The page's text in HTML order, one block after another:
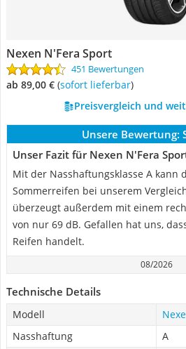
Nexen N'Fera Sport
451 Bewertungen
ab 89,00 € ( Sofort lieferbar)
Preisvergleich und
Unsere Bewertung:
Unser Fazit für Nexen N'Fera
Mit der Nasshaftungsklasse A kann
Sommerreifen bei unserem
überzeugt außerdem mit einem
von nur 69 dB. Gefallen hat uns,
Reifen handelt.
08/2026
Technische Details
Modell
Nasshaftung
A